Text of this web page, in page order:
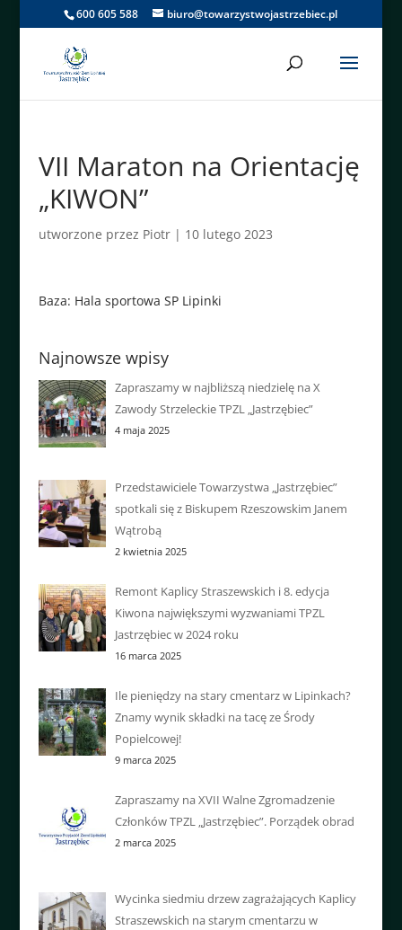
600 605 588 biuro@towarzystwojastrzebiec.pl
VII Maraton na Orientację
„KIWON”
utworzone przez Piotr| 10 lutego 2023
Baza: Hala sportowa SP Lipinki
Najnowsze wpisy
Zapraszamy w najbliższą niedzielę na X
Zawody Strzeleckie TPZL „Jastrzębiec”
4 maja 2025
Przedstawiciele Towarzystwa „Jastrzębiec”
spotkali się z Biskupem Rzeszowskim Janem
Wątrobą
2 kwietnia 2025
Remont Kaplicy Straszewskich i 8. edycja
Kiwona największymi wyzwaniami TPZL
Jastrzębiec w 2024 roku
16 marca 2025
Ile pieniędzy na stary cmentarz w Lipinkach?
Znamy wynik składki na tacę ze Środy
Popielcowej!
9 marca 2025
Zapraszamy na XVII Walne Zgromadzenie
Członków TPZL „Jastrzębiec”. Porządek obrad
2 marca 2025
Wycinka siedmiu drzew zagrażających Kaplicy
Straszewskich na starym cmentarzu w